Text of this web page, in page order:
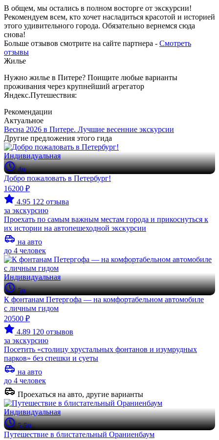
В общем, мы остались в полном восторге от экскурсии!
Рекомендуем всем, кто хочет насладиться красотой и историей
этого удивительного города. Обязательно вернемся сюда
снова!
Больше отзывов смотрите на сайте партнера - Смотреть
отзывы
Жилье
Нужно жилье в Питере? Поищите любые варианты
проживания через крупнейший агрегатор
Яндекс.Путешествия:
Рекомендации
Актуальное
Весна 2026 в Питере. Лучшие весенние экскурсии
Другие предложения этого гида
Индивидуальная
4ч
Добро пожаловать в Петербург!
16200 ₽
4.95 122 отзыва
за экскурсию
Проехать по самым важным местам города и прикоснуться к
их истории на автопешеходной экскурсии
на авто
до 4 человек
Индивидуальная
5ч
К фонтанам Петергофа — на комфортабельном автомобиле
с личным гидом
20500 ₽
4.89 120 отзывов
за экскурсию
Посетить «столицу хрустальных фонтанов и изумрудных
парков» без спешки и суеты
на авто
до 4 человек
Проехаться на авто, другие варианты
Индивидуальная
5.5ч
Путешествие в блистательный Ораниенбаум